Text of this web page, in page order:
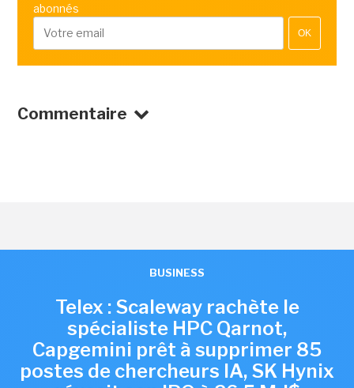
abonnés
OK
Commentaire
BUSINESS
Telex : Scaleway rachète le
spécialiste HPC Qarnot,
Capgemini prêt à supprimer 85
postes de chercheurs IA, SK Hynix